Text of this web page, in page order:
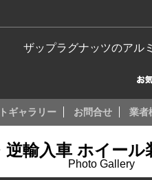
ザップラグナッツのアル
ギャラリー お問合せ 業者
逆輸入車 ホイール
Photo Gallery